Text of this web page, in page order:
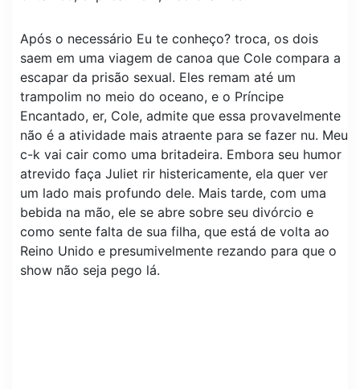
Após o necessário Eu te conheço? troca, os dois
saem em uma viagem de canoa que Cole compara a
escapar da prisão sexual. Eles remam até um
trampolim no meio do oceano, e o Príncipe
Encantado, er, Cole, admite que essa provavelmente
não é a atividade mais atraente para se fazer nu. Meu
c-k vai cair como uma britadeira. Embora seu humor
atrevido faça Juliet rir histericamente, ela quer ver
um lado mais profundo dele. Mais tarde, com uma
bebida na mão, ele se abre sobre seu divórcio e
como sente falta de sua filha, que está de volta ao
Reino Unido e presumivelmente rezando para que o
show não seja pego lá.